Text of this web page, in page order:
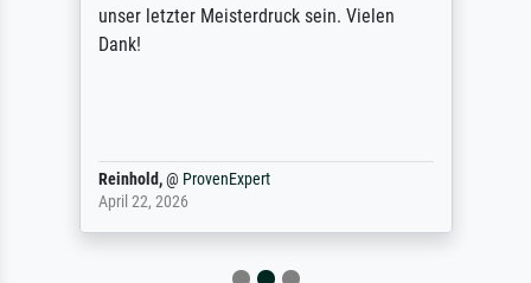
unser letzter Meisterdruck sein. Vielen
Dank!
Reinhold,@ ProvenExpert
April 22, 2026